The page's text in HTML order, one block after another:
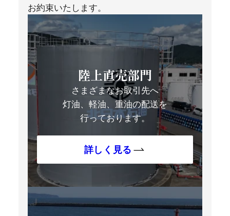
お約束いたします。
陸上直売部門
さまざまなお取引先へ
灯油、軽油、重油の配送を
行っております。
詳しく見る